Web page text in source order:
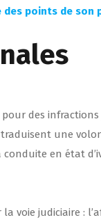
points de son
des
une
en état
voie judiciaire :